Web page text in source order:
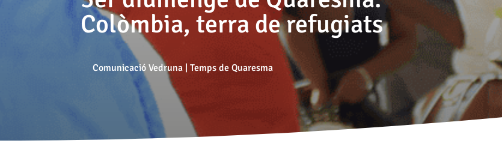
Colòmbia, terra de refugiats
Comunicació Vedruna |Temps de Quaresma